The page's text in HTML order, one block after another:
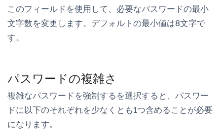
このフィールドを使用して、必要なパスワードの最小
文字数を変更します。デフォルトの最小値は8文字で
す。
パスワードの複雑さ
複雑なパスワードを強制するを選択すると、パスワー
ドに以下のそれぞれを少なくとも1つ含めることが必要
になります。